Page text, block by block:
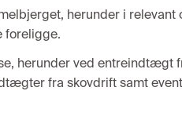
herunder i relevant
foreligge.
herunder ved entreindtægt
fra skovdrift samt